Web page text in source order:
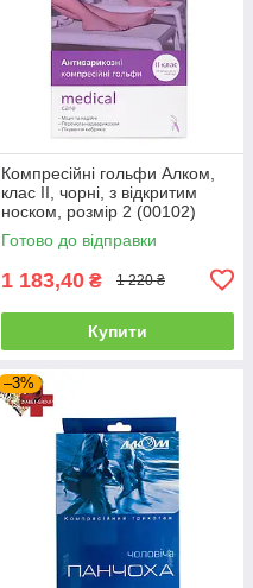
Компресійні гольфи Алком,
клас II, чорні, з відкритим
носком, розмір 2 (00102)
Готово до відправки
1 183,40 ₴ 1 220 ₴
Купити
–3%